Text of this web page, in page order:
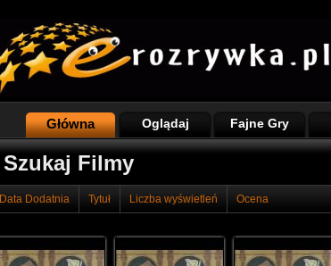
Główna Oglądaj Fajne Gry
Szukaj Filmy
Data Dodatnia Tytuł Liczba wyświetleń Ocena